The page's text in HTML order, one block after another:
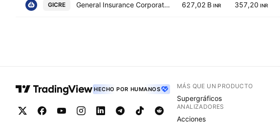
GICRE General Insurance Corporation of India 627,02 B INR 357,20 INR
HECHO POR HUMANOS MÁS QUE UN PRODUCTO
Supergráficos
ANALIZADORES
Acciones